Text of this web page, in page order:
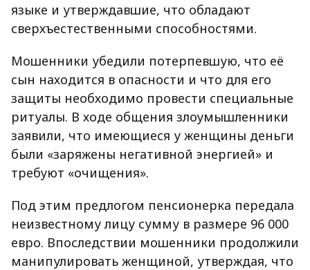
языке и утверждавшие, что обладают
сверхъестественными способностями.
Мошенники убедили потерпевшую, что её
сын находится в опасности и что для его
защиты необходимо провести специальные
ритуалы. В ходе общения злоумышленники
заявили, что имеющиеся у женщины деньги
были «заряжены негативной энергией» и
требуют «очищения».
Под этим предлогом пенсионерка передала
неизвестному лицу сумму в размере 96 000
евро. Впоследствии мошенники продолжили
манипулировать женщиной, утверждая, что